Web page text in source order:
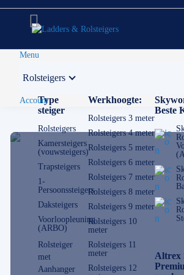
Menu
Rolsteigers
Type
steiger
Rolsteigers
Kamersteigers
(vouwsteigers)
Trapsteigers
1-
Persoonssteigers
Daksteigers
Voorloopleuning
(ARBO)
Rolsteiger
met
Aanhanger
Werkhoogte:
Rolsteigers 3 meter
Rolsteigers 4 meter
Rolsteigers 5 meter
Rolsteigers 6 meter
Rolsteigers 7 meter
Rolsteigers 8 meter
Rolsteigers 9 meter
Rolsteigers 10
meter
Rolsteigers 11
meter
Rolsteigers 12
Beste
Altrex
Account